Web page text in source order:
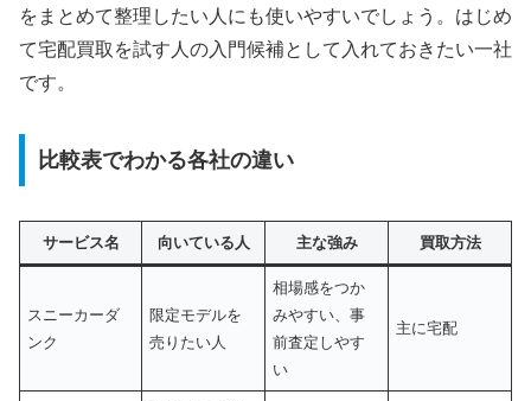
をまとめて整理したい人にも使いやすいでしょう。はじめ
て宅配買取を試す人の入門候補として入れておきたい一社
です。
比較表でわかる各社の違い
サービス名 向いている人 主な強み 買取方法
スニーカーダ
ンク
限定モデルを
売りたい人
相場感をつか
みやすい、事
前査定しやす
い
主に宅配